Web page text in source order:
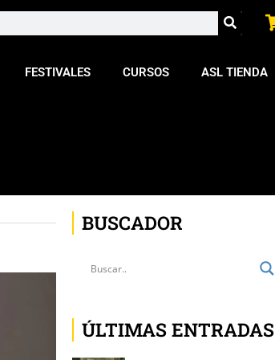
FESTIVALES CURSOS ASL TIENDA
BUSCADOR
ÚLTIMAS ENTRADAS